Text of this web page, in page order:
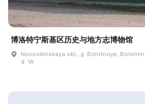
博洛特宁斯基区历史与地方志博物馆
Novosibirskaya obl., g. Bolotnoye,
d. 1A